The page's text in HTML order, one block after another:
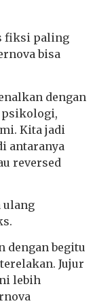
fiksi paling
bisa
dengan
Kita jadi
antaranya
reversed
ulang
dengan begitu
Jujur
lebih